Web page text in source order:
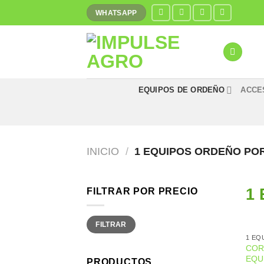
WHATSAPP
EQUIPOS DE ORDEÑO
INICIO / 1 EQUIPOS ORDEÑO
FILTRAR POR PRECIO
Precio
mínimo
Precio
máximo
FILTRAR
1
1